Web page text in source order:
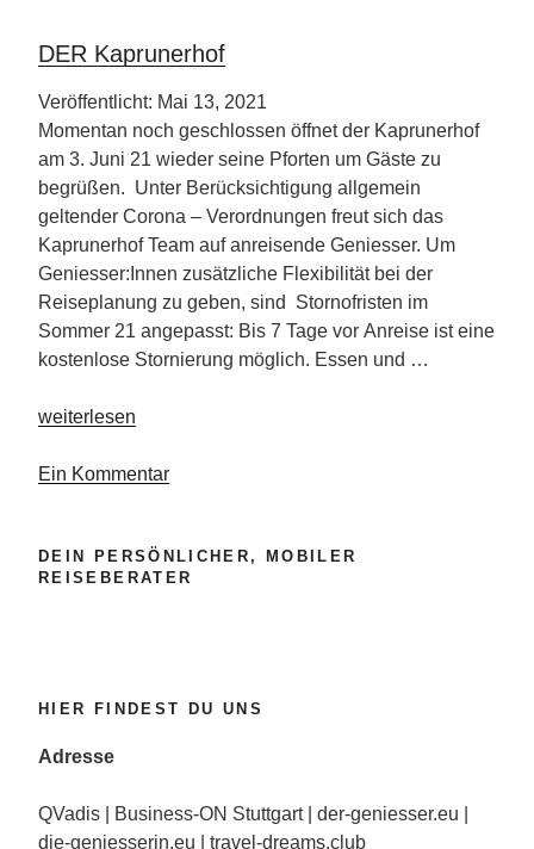
DER Kaprunerhof
Veröffentlicht: Mai 13, 2021
Momentan noch geschlossen öffnet der Kaprunerhof
am 3. Juni 21 wieder seine Pforten um Gäste zu
begrüßen. Unter Berücksichtigung allgemein
geltender Corona – Verordnungen freut sich das
Kaprunerhof Team auf anreisende Geniesser. Um
Geniesser:Innen zusätzliche Flexibilität bei der
Reiseplanung zu geben, sind Stornofristen im
Sommer 21 angepasst: Bis 7 Tage vor Anreise ist eine
kostenlose Stornierung möglich. Essen und …
„DER
weiterlesen
Ein Kommentar
DEIN PERSÖNLICHER, MOBILER
REISEBERATER
HIER FINDEST DU UNS
Adresse
QVadis | Business-ON Stuttgart | der-geniesser.eu |
die-geniesserin.eu | travel-dreams.club